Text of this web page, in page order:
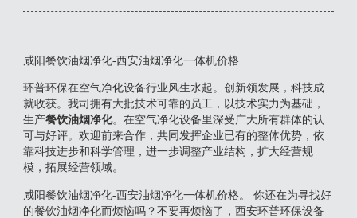
咸阳餐饮油烟净化-西安油烟净化一体机价格
环普环保在空气净化设备行业风生水起。创新领发展，科技成
就收获。我司拥有大批技术可靠的员工，以技术实力为基础，
生产餐饮油烟净化。在空气净化设备里深受广大所有群体的认
可与好评。欢迎前来合作，共同发挥企业已有的整体优势，依
靠科技进步和科学管理，进一步调整产业结构，扩大经营规
模，拓展经营领域。
咸阳餐饮油烟净化-西安油烟净化一体机价格。 你还在为寻找好
的餐饮油烟净化而烦恼吗？不要再烦恼了，西安环普环保设备